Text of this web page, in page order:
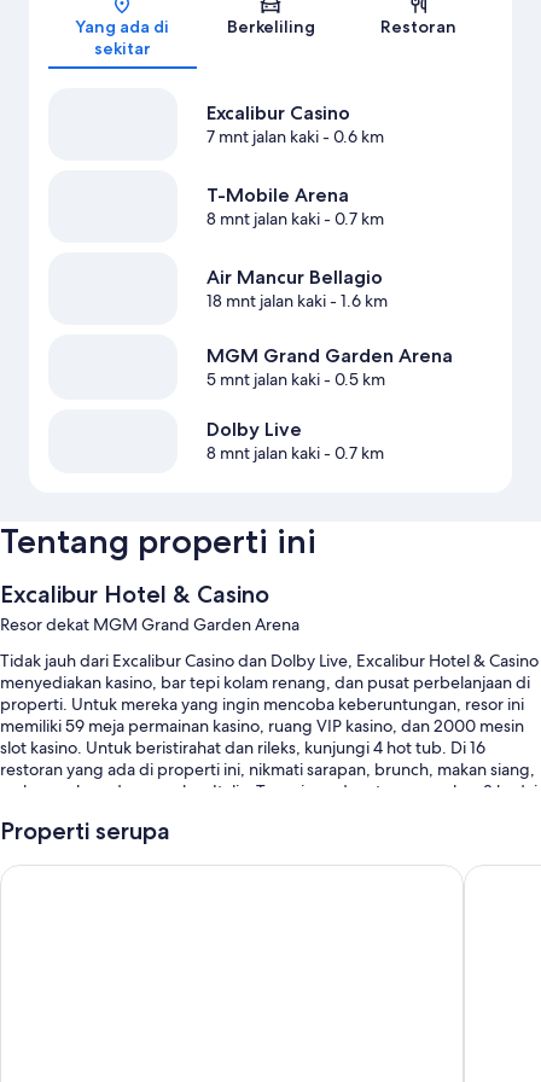
Yang ada di
sekitar
Berkeliling Restoran
Excalibur Casino
7 mnt jalan kaki- 0.6 km
T-Mobile Arena
8 mnt jalan kaki- 0.7 km
Air Mancur Bellagio
18 mnt jalan kaki- 1.6 km
MGM Grand Garden Arena
5 mnt jalan kaki- 0.5 km
Dolby Live
8 mnt jalan kaki- 0.7 km
Tentang properti ini
Excalibur Hotel & Casino
Resor dekat MGM Grand Garden Arena
Tidak jauh dari Excalibur Casino dan Dolby Live, Excalibur Hotel & Casino
menyediakan kasino, bar tepi kolam renang, dan pusat perbelanjaan di
properti. Untuk mereka yang ingin mencoba keberuntungan, resor ini
memiliki 59 meja permainan kasino, ruang VIP kasino, dan 2000 mesin
slot kasino. Untuk beristirahat dan rileks, kunjungi 4 hot tub. Di 16
restoran yang ada di properti ini, nikmati sarapan, brunch, makan siang,
makan malam, dan masakan Italia. Tamu juga dapat menemukan 3 kedai
Anda juga akan menemukan manfaat seperti:
Kolam renang outdoor musiman serta seluncuran air, cabana, dan
Properti serupa
Luxor Hotel and Casino Circus